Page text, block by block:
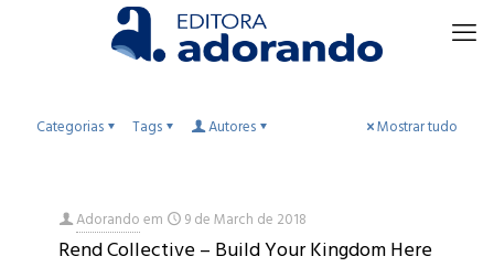
Categorias Tags Autores Mostrar tudo
Adorandoem 9 de March de 2018
Rend Collective – Build Your Kingdom Here